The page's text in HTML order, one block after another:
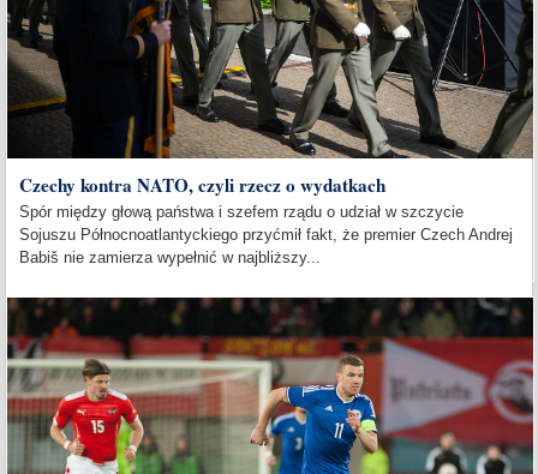
Czechy kontra NATO, czyli rzecz o wydatkach
Spór między głową państwa i szefem rządu o udział w szczycie
Sojuszu Północnoatlantyckiego przyćmił fakt, że premier Czech Andrej
Babiš nie zamierza wypełnić w najbliższy...